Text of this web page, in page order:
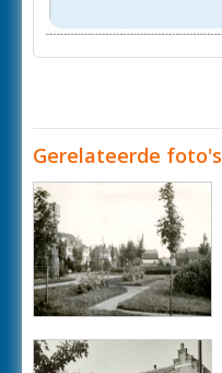
Gerelateerde foto's